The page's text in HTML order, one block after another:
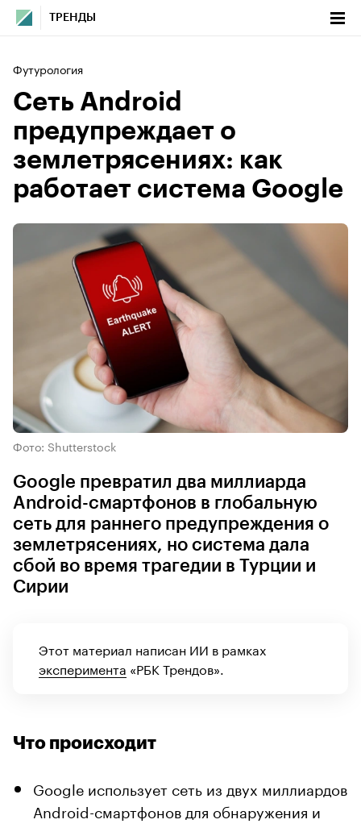
ТРЕНДЫ
Футурология
Сеть Android
предупреждает о
землетрясениях: как
работает система Google
Фото: Shutterstock
Google превратил два миллиарда
Android-смартфонов в глобальную
сеть для раннего предупреждения о
землетрясениях, но система дала
сбой во время трагедии в Турции и
Сирии
Этот материал написан ИИ в рамках
эксперимента «РБК Трендов».
Что происходит
Google использует сеть из двух миллиардов
Android-смартфонов для обнаружения и